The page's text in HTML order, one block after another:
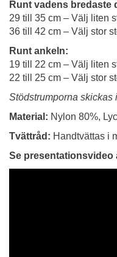
Runt vadens bredaste
29 till 35 cm – Välj liten
36 till 42 cm – Välj stor
Runt ankeln:
19 till 22 cm – Välj liten
22 till 25 cm – Välj stor
Stödstrumporna skickas
Material: Nylon 80%,
Tvättråd: Handtvättas i
Se presentationsvideo